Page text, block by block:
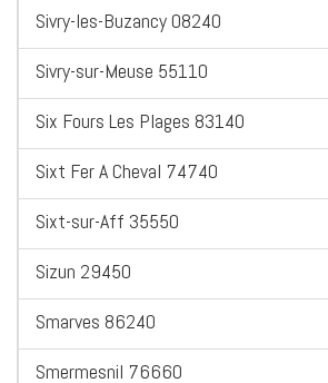
Sivry-les-Buzancy 08240
Sivry-sur-Meuse 55110
Six Fours Les Plages 83140
Sixt Fer A Cheval 74740
Sixt-sur-Aff 35550
Sizun 29450
Smarves 86240
Smermesnil 76660